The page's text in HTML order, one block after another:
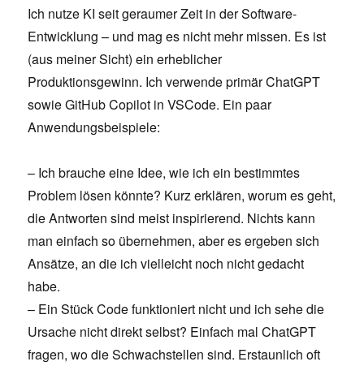
Ich nutze KI seit geraumer Zeit in der Software-
Entwicklung – und mag es nicht mehr missen. Es ist
(aus meiner Sicht) ein erheblicher
Produktionsgewinn. Ich verwende primär ChatGPT
sowie GitHub Copilot in VSCode. Ein paar
Anwendungsbeispiele:
– Ich brauche eine Idee, wie ich ein bestimmtes
Problem lösen könnte? Kurz erklären, worum es geht,
die Antworten sind meist inspirierend. Nichts kann
man einfach so übernehmen, aber es ergeben sich
Ansätze, an die ich vielleicht noch nicht gedacht
habe.
– Ein Stück Code funktioniert nicht und ich sehe die
Ursache nicht direkt selbst? Einfach mal ChatGPT
fragen, wo die Schwachstellen sind. Erstaunlich oft